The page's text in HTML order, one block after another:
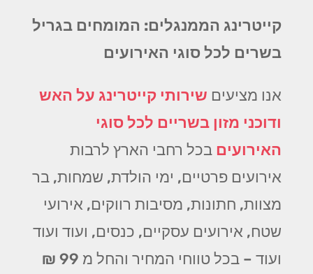
קייטרינג הממנגלים: המומחים בגריל
בשרים לכל סוגי האירועים
אנו מציעים שירותי קייטרינג על האש
ודוכני מזון בשריים לכל סוגי
האירועים בכל רחבי הארץ לרבות
אירועים פרטיים, ימי הולדת, שמחות, בר
מצוות, חתונות, מסיבות רווקים, אירועי
שטח, אירועים עסקיים, כנסים, ועוד ועוד
ועוד – בכל טווחי המחיר והחל מ 99 ₪